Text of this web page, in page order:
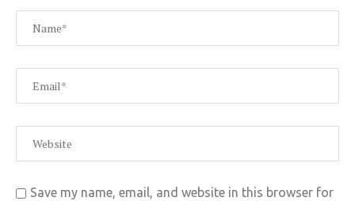
Save my name, email, and website in this browser for